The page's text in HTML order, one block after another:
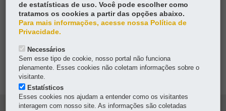
DENUNCIE CORRUPÇÃO
TRANSPARÊNCIA INSTITUCIONAL
de estatísticas de uso. Você pode escolher como
tratamos os cookies a partir das opções abaixo.
Para mais informações, acesse nossa Política de
Privacidade.
Necessários
Sem esse tipo de cookie, nosso portal não funciona
plenamente. Esses cookies não coletam informações sobre o
visitante.
Estatísticos
Esses cookies nos ajudam a entender como os visitantes
interagem com nosso site. As informações são coletadas